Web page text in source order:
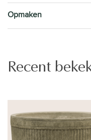
Opmaken
Recent